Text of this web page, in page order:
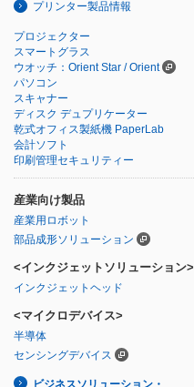
プリンター製品情報
プロジェクター
スマートグラス
ウオッチ：Orient Star / Orient
パソコン
スキャナー
ディスク デュプリケーター
乾式オフィス製紙機 PaperLab
会計ソフト
印刷管理セキュリティー
産業向け製品
産業用ロボット
部品成形ソリューション
<インクジェットソリューション>
インクジェットヘッド
<マイクロデバイス>
半導体
センシングデバイス
ビジネスソリューション・